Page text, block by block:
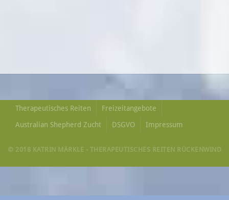
Therapeutisches Reiten
Freizeitangebote
Australian Shepherd Zucht
DSGVO Impressum
© 2018 KATRIN MÄRKLE - THERAPEUTISCHES REITEN RÜCKENWIND